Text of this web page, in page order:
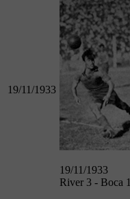
19/11/1933
19/11/1933
River 3 - Boca 1